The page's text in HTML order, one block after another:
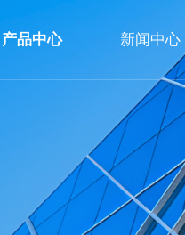
产品中心 新闻中心